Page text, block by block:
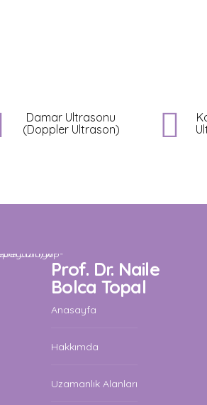
Karın İçi Organların
Ultrason İncelemesi
Prof. Dr. Naile
Bolca Topal
Anasayfa
Hakkımda
Uzamanlık Alanları